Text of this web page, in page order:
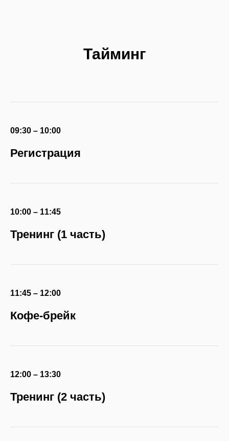
Тайминг
09:30 – 10:00
Регистрация
10:00 – 11:45
Тренинг (1 часть)
11:45 – 12:00
Кофе-брейк
12:00 – 13:30
Тренинг (2 часть)